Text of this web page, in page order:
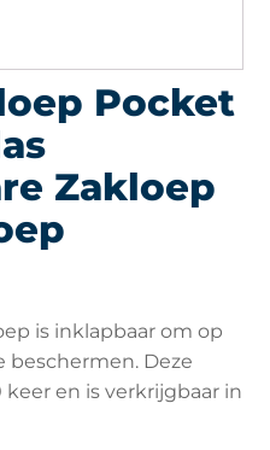
Pocket
Zakloep
is inklapbaar om op
beschermen. Deze
en is verkrijgbaar in